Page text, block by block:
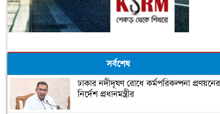
সর্বশেষ
ঢাকার নদীদূষণ রোধে কর্মপরিকল্পনা প্রণয়নের
নির্দেশ প্রধানমন্ত্রীর